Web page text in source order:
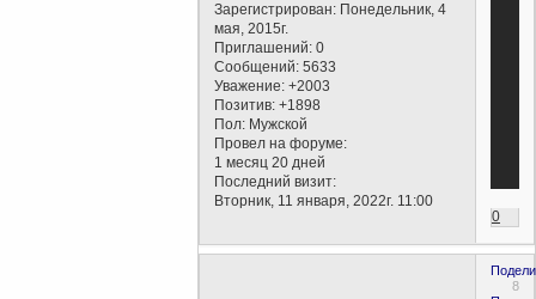
Зарегистрирован: Понедельник, 4
мая, 2015г.
Приглашений: 0
Сообщений: 5633
Уважение: +2003
Позитив: +1898
Пол: Мужской
Провел на форуме:
1 месяц 20 дней
Последний визит:
Вторник, 11 января, 2022г. 11:00
0
8